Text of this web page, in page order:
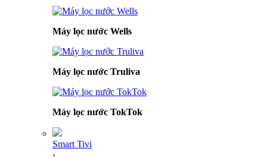
Máy lọc nước Wells
Máy lọc nước Truliva
Máy lọc nước TokTok
Smart Tivi
›